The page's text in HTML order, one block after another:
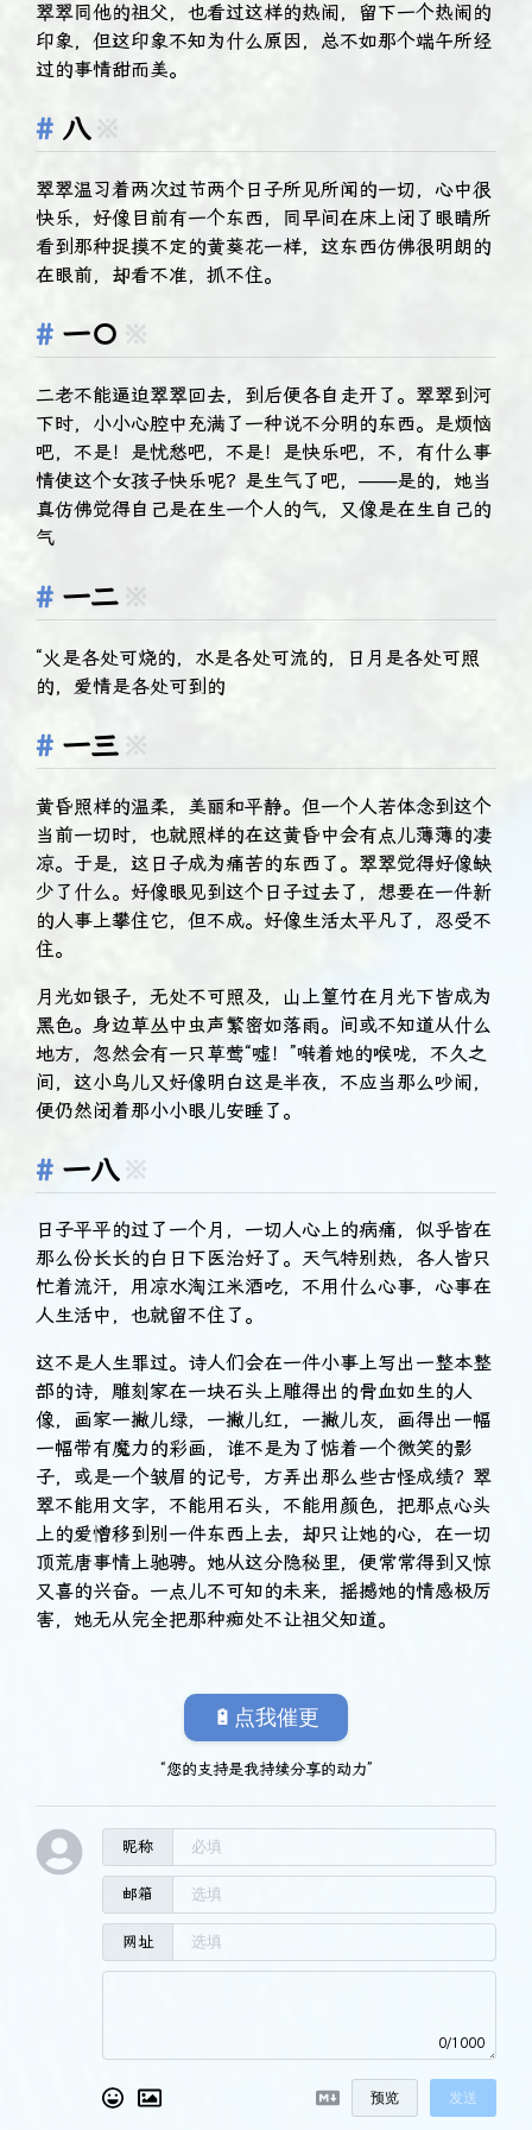
翠翠同他的祖父，也看过这样的热闹，留下一个热闹的
印象，但这印象不知为什么原因，总不如那个端午所经
过的事情甜而美。
八 ※
翠翠温习着两次过节两个日子所见所闻的一切，心中很
快乐，好像目前有一个东西，同早间在床上闭了眼睛所
看到那种捉摸不定的黄葵花一样，这东西仿佛很明朗的
在眼前，却看不准，抓不住。
一〇 ※
二老不能逼迫翠翠回去，到后便各自走开了。翠翠到河
下时，小小心腔中充满了一种说不分明的东西。是烦恼
吧，不是！是忧愁吧，不是！是快乐吧，不，有什么事
情使这个女孩子快乐呢？是生气了吧，——是的，她当
真仿佛觉得自己是在生一个人的气，又像是在生自己的
气
一二 ※
“火是各处可烧的，水是各处可流的，日月是各处可照
的，爱情是各处可到的
一三 ※
黄昏照样的温柔，美丽和平静。但一个人若体念到这个
当前一切时，也就照样的在这黄昏中会有点儿薄薄的凄
凉。于是，这日子成为痛苦的东西了。翠翠觉得好像缺
少了什么。好像眼见到这个日子过去了，想要在一件新
的人事上攀住它，但不成。好像生活太平凡了，忍受不
住。
月光如银子，无处不可照及，山上篁竹在月光下皆成为
黑色。身边草丛中虫声繁密如落雨。间或不知道从什么
地方，忽然会有一只草莺“嘘！”啭着她的喉咙，不久之
间，这小鸟儿又好像明白这是半夜，不应当那么吵闹，
便仍然闭着那小小眼儿安睡了。
一八
日子平平的过了一个月，一切人心上的病痛，似乎皆在
那么份长长的白日下医治好了。天气特别热，各人皆只
忙着流汗，用凉水淘江米酒吃，不用什么心事，心事在
人生活中，也就留不住了。
这不是人生罪过。诗人们会在一件小事上写出一整本整
部的诗，雕刻家在一块石头上雕得出的骨血如生的人
像，画家一撇儿绿，一撇儿红，一撇儿灰，画得出一幅
一幅带有魔力的彩画，谁不是为了惦着一个微笑的影
子，或是一个皱眉的记号，方弄出那么些古怪成绩？翠
翠不能用文字，不能用石头，不能用颜色，把那点心头
上的爱憎移到别一件东西上去，却只让她的心，在一切
顶荒唐事情上驰骋。她从这分隐秘里，便常常得到又惊
又喜的兴奋。一点儿不可知的未来，摇撼她的情感极厉
害，她无从完全把那种痴处不让祖父知道。
🔋点我催更
“您的支持是我持续分享的动力”
昵称
邮箱
网址
0/1000
预览 发送